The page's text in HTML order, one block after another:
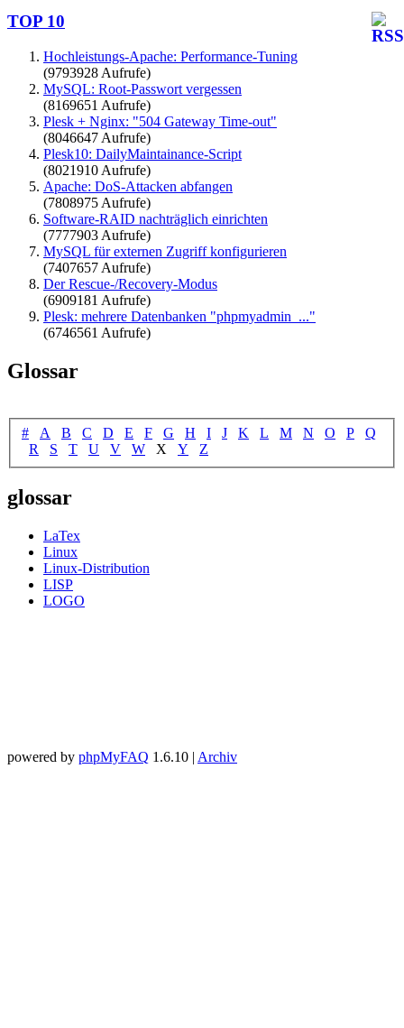
TOP 10
Hochleistungs-Apache: Performance-Tuning
(9793928 Aufrufe)
MySQL: Root-Passwort vergessen
(8169651 Aufrufe)
Plesk + Nginx: "504 Gateway Time-out"
(8046647 Aufrufe)
Plesk10: DailyMaintainance-Script
(8021910 Aufrufe)
Apache: DoS-Attacken abfangen
(7808975 Aufrufe)
Software-RAID nachträglich einrichten
(7777903 Aufrufe)
MySQL für externen Zugriff konfigurieren
(7407657 Aufrufe)
Der Rescue-/Recovery-Modus
(6909181 Aufrufe)
Plesk: mehrere Datenbanken "phpmyadmin_..."
(6746561 Aufrufe)
Glossar
# A B C D E F G H I J K L M N O P
Q
R
S T U V W X Y Z
glossar
LaTex
Linux
Linux-Distribution
LISP
LOGO
powered by phpMyFAQ 1.6.10 | Archiv